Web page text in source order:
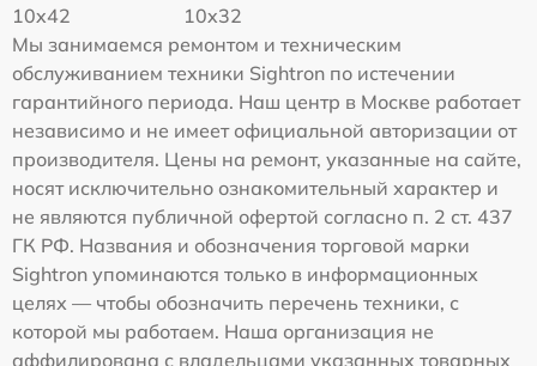
10x42
10x32
Мы занимаемся ремонтом и техническим
обслуживанием техники Sightron по истечении
гарантийного периода. Наш центр в Москве работает
независимо и не имеет официальной авторизации от
производителя. Цены на ремонт, указанные на сайте,
носят исключительно ознакомительный характер и
не являются публичной офертой согласно п. 2 ст. 437
ГК РФ. Названия и обозначения торговой марки
Sightron упоминаются только в информационных
целях — чтобы обозначить перечень техники, с
которой мы работаем. Наша организация не
аффилирована с владельцами указанных товарных